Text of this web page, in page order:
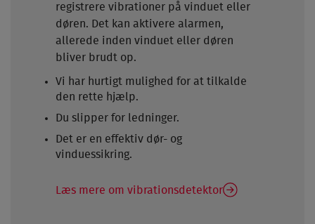
registrere vibrationer på vinduet eller
døren. Det kan aktivere alarmen,
allerede inden vinduet eller døren
bliver brudt op.
Vi har hurtigt mulighed for at tilkalde
den rette hjælp.
Du slipper for ledninger.
Det er en effektiv dør- og
vinduessikring.
Læs mere om vibrationsdetektor